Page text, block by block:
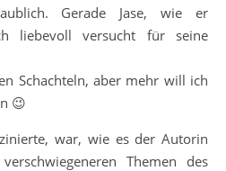
Gerade Jase, wie er
liebevoll versucht für seine
Schachteln, aber mehr will ich
😉
war, wie es der Autorin
Themen des